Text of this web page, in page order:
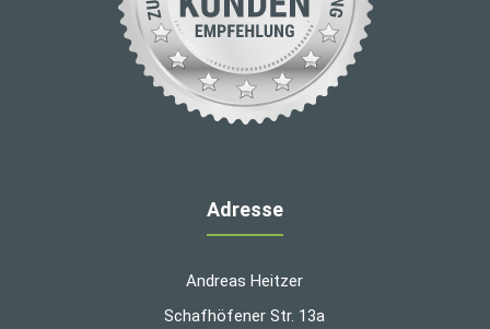
Adresse
Andreas Heitzer
Schafhöfener Str. 13a